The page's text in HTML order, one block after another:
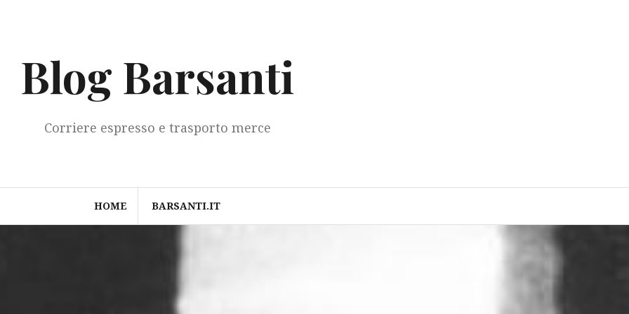
Blog Barsanti
Corriere espresso e trasporto merce
HOME BARSANTI.IT